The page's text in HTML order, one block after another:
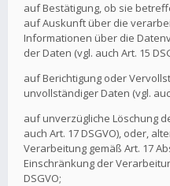
auf Bestätigung, ob sie
auf Auskunft über die
Informationen über die
der Daten (vgl. auch Art. 15
auf Berichtigung oder
unvollständiger Daten (vgl.
auf unverzügliche Löschung
auch Art. 17 DSGVO), oder,
Verarbeitung gemäß Art. 17
Einschränkung der
DSGVO;